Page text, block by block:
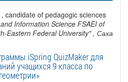
, candidate of pedagogic sciences
Information Science FSAEI of
Eastern Federal University" , Саха
iSpring QuizMaker для
учащихся 9 класса по
геометрии»